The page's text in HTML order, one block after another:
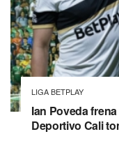
LIGA BETPLAY
Ian Poveda
Deportivo Cali